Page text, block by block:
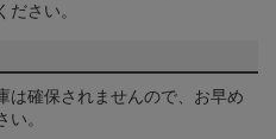
ださい。
は確保されませんので、お早め
。